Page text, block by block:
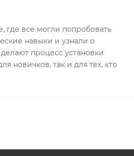
где все могли попробовать
навыки и узнали о
процесс установки
новичков, так и для тех, кто